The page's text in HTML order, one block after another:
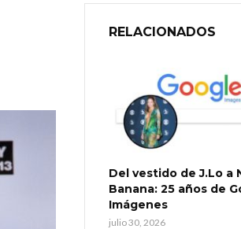
RELACIONADOS
Del vestido de J.Lo a
Banana: 25 años de
Imágenes
julio 30, 2026